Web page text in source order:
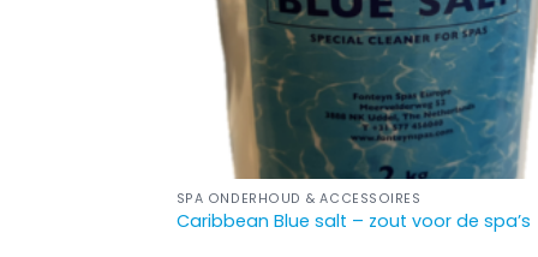
SPA ONDERHOUD & ACCESSOIRES
Caribbean Blue salt – zout voor de spa’s